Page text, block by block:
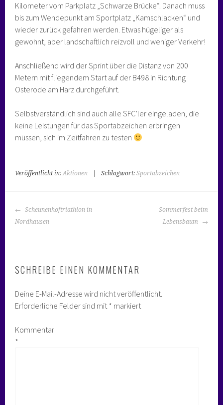
Kilometer vom Parkplatz „Schwarze Brücke“. Danach muss
bis zum Wendepunkt am Sportplatz „Kamschlacken“ und
wieder zurück gefahren werden. Etwas hügeliger als
gewohnt, aber landschaftlich reizvoll und weniger Verkehr!
Anschließend wird der Sprint über die Distanz von 200
Metern mit fliegendem Start auf der B498 in Richtung
Osterode am Harz durchgeführt.
Selbstverständlich sind auch alle SFC’ler eingeladen, die
keine Leistungen für das Sportabzeichen erbringen
müssen, sich im Zeitfahren zu testen
Veröffentlicht in:Aktionen Schlagwort:Sportabzeichen
BEITRAGS-
NAVIGATION
Scheunenhoftriathlon in
Nordhausen
Sommerfest beim
Lebensbaum
SCHREIBE EINEN KOMMENTAR
Deine E-Mail-Adresse wird nicht veröffentlicht.
Erforderliche Felder sind mit* markiert
Kommentar
*